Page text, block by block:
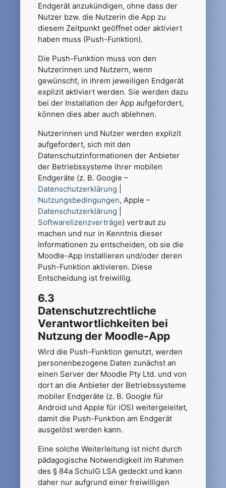
Endgerät anzukündigen, ohne dass der
Nutzer bzw. die Nutzerin die App zu
diesem Zeitpunkt geöffnet oder aktiviert
haben muss (Push-Funktion).
Die Push-Funktion muss von den
Nutzerinnen und Nutzern, wenn
gewünscht, in ihrem jeweiligen Endgerät
explizit aktiviert werden. Sie werden dazu
bei der Installation der App aufgefordert,
können dies aber auch ablehnen.
Nutzerinnen und Nutzer werden explizit
aufgefordert, sich mit den
Datenschutzinformationen der Anbieter
der Betriebssysteme ihrer mobilen
Endgeräte (z. B. Google –
Datenschutzerklärung
Nutzungsbedingungen, Apple –
Datenschutzerklärung
Softwarelizenzverträge) vertraut zu
machen und nur in Kenntnis dieser
Informationen zu entscheiden, ob sie die
Moodle-App installieren und/oder deren
Push-Funktion aktivieren. Diese
Entscheidung ist freiwillig.
6.3
Datenschutzrechtliche
Verantwortlichkeiten bei
Nutzung der Moodle-App
Wird die Push-Funktion genutzt, werden
personenbezogene Daten zunächst an
einen Server der Moodle Pty Ltd. und von
dort an die Anbieter der Betriebssysteme
mobiler Endgeräte (z. B. Google für
Android und Apple für iOS) weitergeleitet,
damit die Push-Funktion am Endgerät
ausgelöst werden kann.
Eine solche Weiterleitung ist nicht durch
pädagogische Notwendigkeit im Rahmen
des § 84a SchulG LSA gedeckt und kann
daher nur aufgrund einer freiwilligen